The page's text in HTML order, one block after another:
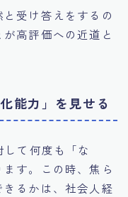
受け答えをするの
高評価への近道と
能力」を見せる
て何度も「な
す。この時、焦ら
るかは、社会人経